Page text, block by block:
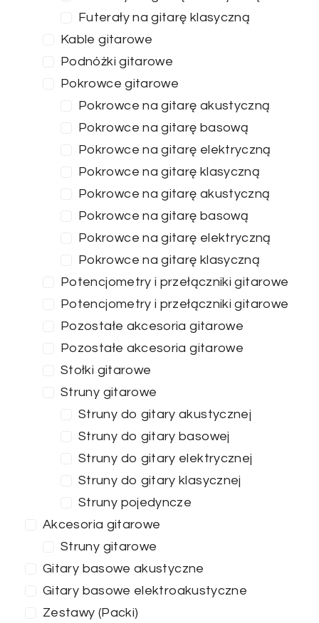
Futerały na gitarę klasyczną
Kable gitarowe
Podnóżki gitarowe
Pokrowce gitarowe
Pokrowce na gitarę akustyczną
Pokrowce na gitarę basową
Pokrowce na gitarę elektryczną
Pokrowce na gitarę klasyczną
Pokrowce na gitarę akustyczną
Pokrowce na gitarę basową
Pokrowce na gitarę elektryczną
Pokrowce na gitarę klasyczną
Potencjometry i przełączniki gitarowe
Potencjometry i przełączniki gitarowe
Pozostałe akcesoria gitarowe
Pozostałe akcesoria gitarowe
Stołki gitarowe
Struny gitarowe
Struny do gitary akustycznej
Struny do gitary basowej
Struny do gitary elektrycznej
Struny do gitary klasycznej
Struny pojedyncze
Akcesoria gitarowe
Struny gitarowe
Gitary basowe akustyczne
Gitary basowe elektroakustyczne
Zestawy (Packi)